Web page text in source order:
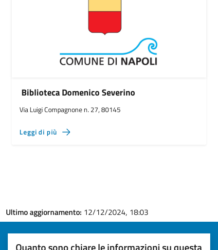
Biblioteca Domenico Severino
Via Luigi Compagnone n. 27, 80145
Leggi di più
Ultimo aggiornamento: 12/12/2024, 18:03